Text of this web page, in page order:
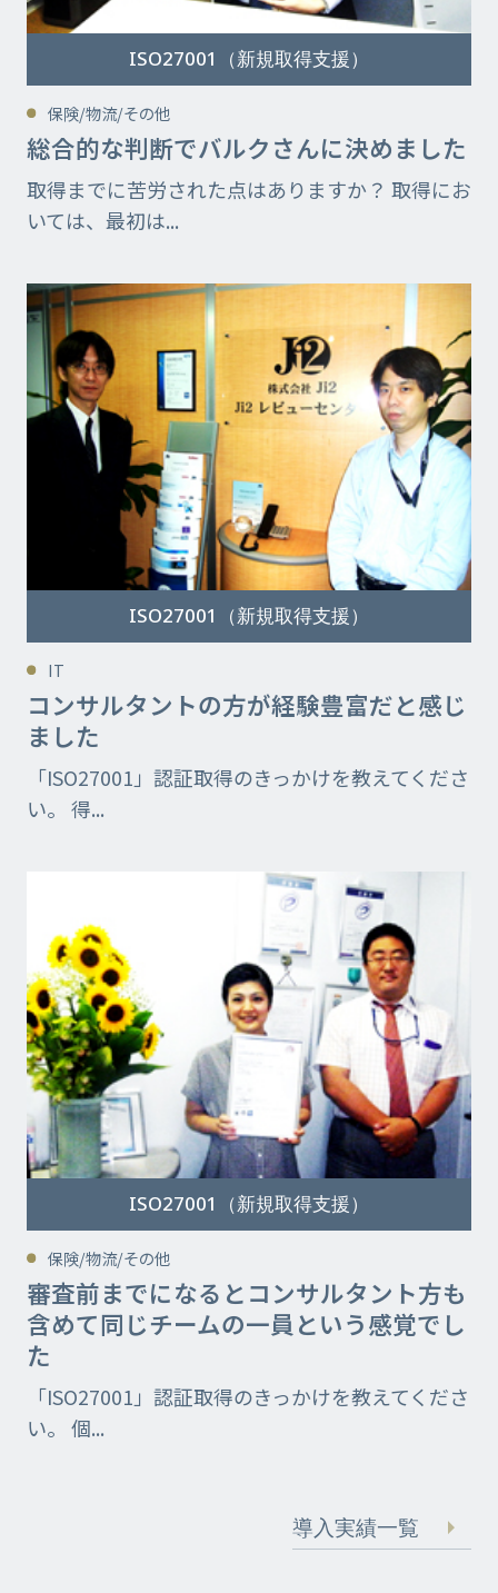
ISO27001（新規取得支援）
保険/物流/その他
総合的な判断でバルクさんに決めました
取得までに苦労された点はありますか？ 取得にお
いては、最初は...
ISO27001（新規取得支援）
IT
コンサルタントの方が経験豊富だと感じ
ました
「ISO27001」認証取得のきっかけを教えてくださ
い。 得...
ISO27001（新規取得支援）
保険/物流/その他
審査前までになるとコンサルタント方も
含めて同じチームの一員という感覚でし
た
「ISO27001」認証取得のきっかけを教えてくださ
い。 個...
導入実績一覧